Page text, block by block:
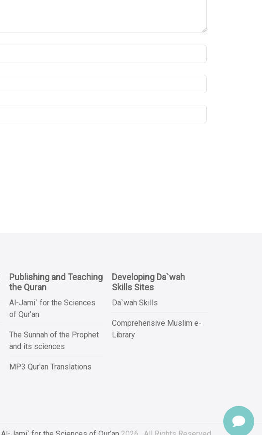
Publishing and Teaching
the Quran
Al-Jami` for the Sciences
of Qur’an
The Sunnah of the Prophet
and its sciences
MP3 Qur'an Translations
Developing Da`wah
Skills Sites
Da`wah Skills
Comprehensive Muslim e-
Library